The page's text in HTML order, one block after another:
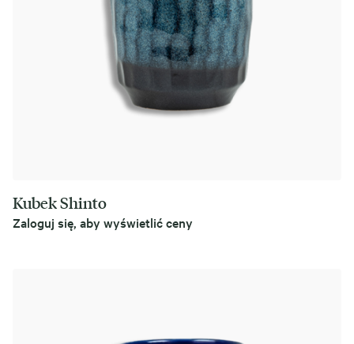
Kubek Shinto
Zaloguj się, aby wyświetlić ceny